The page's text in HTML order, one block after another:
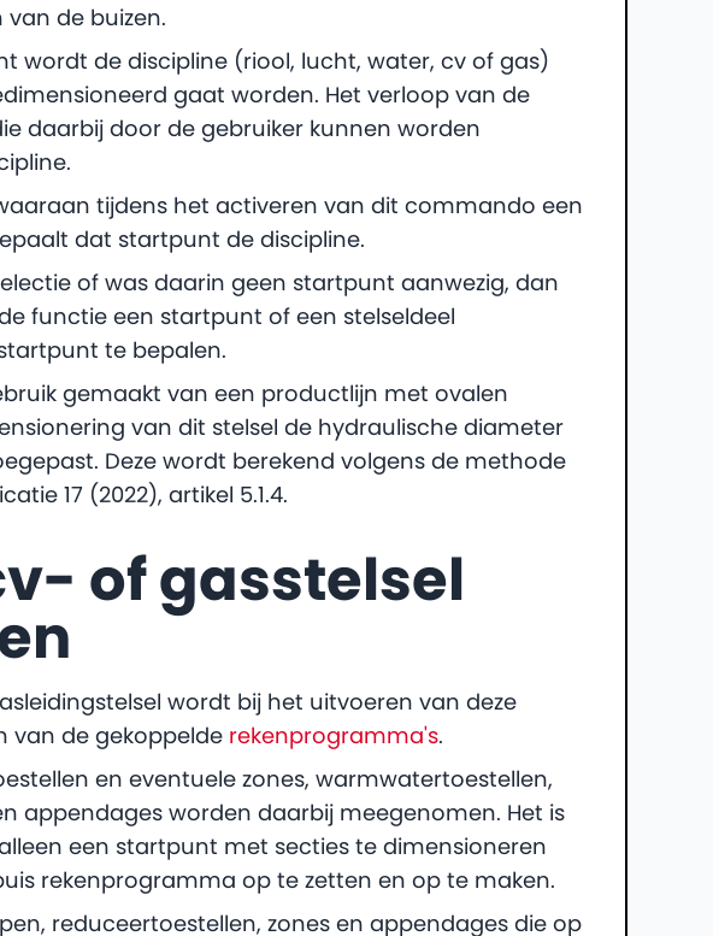
van de buizen.
wordt de discipline (riool, lucht, water, cv of gas)
gaat worden. Het verloop van de
daarbij door de gebruiker kunnen worden
tijdens het activeren van dit commando een
dat startpunt de discipline.
of was daarin geen startpunt aanwezig, dan
functie een startpunt of een stelseldeel
te bepalen.
gemaakt van een productlijn met ovalen
van dit stelsel de hydraulische diameter
Deze wordt berekend volgens de methode
17 (2022), artikel 5.1.4.
of gasstelsel
wordt bij het uitvoeren van deze
van de gekoppelde rekenprogramma's.
en eventuele zones, warmwatertoestellen,
appendages worden daarbij meegenomen. Het is
een startpunt met secties te dimensioneren
rekenprogramma op te zetten en op te maken.
reduceertoestellen, zones en appendages die op